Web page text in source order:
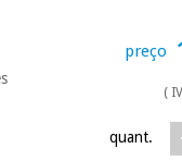
preço
(
quant.